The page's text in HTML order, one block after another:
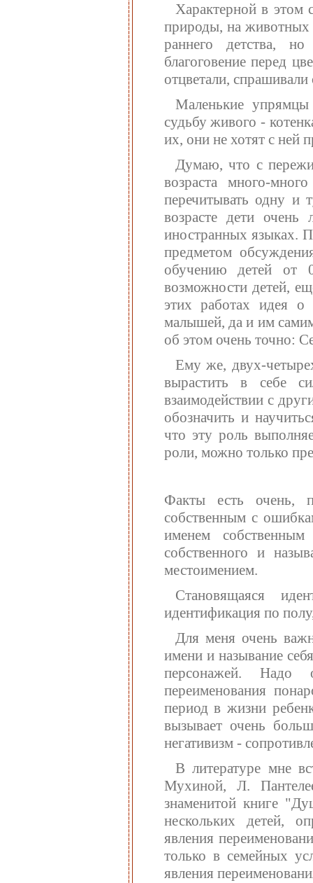
Характерной в этом
природы, на животных
раннего детства,
благоговение перед
отцветали,
Маленькие
судьбу живого -
их, они не хотят с ней
Думаю, что с
возраста много-
перечитывать одну и
возрасте дети очень
иностранных языках.
предметом
обучению детей от
возможности детей,
этих работах идея
малышей, да и им
об этом очень точно:
Ему же, двух-
вырастить в себе
взаимодействии с
обозначить и
что эту роль
роли, можно только
Факты есть очень,
собственным с
именем
собственного и
местоимением.
Становящаяся
идентификация по
Для меня очень
имени и называние
персонажей. Надо
переименования
период в жизни
вызывает очень
негативизм -
В литературе мне
Мухиной, Л.
знаменитой книге
нескольких детей,
явления
только в семейных
явления